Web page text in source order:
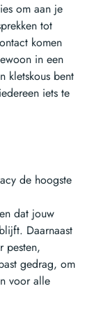
om aan je
tot
komen
in een
kletskous bent
iets te
de hoogste
dat jouw
Daarnaast
pesten,
gedrag, om
voor alle